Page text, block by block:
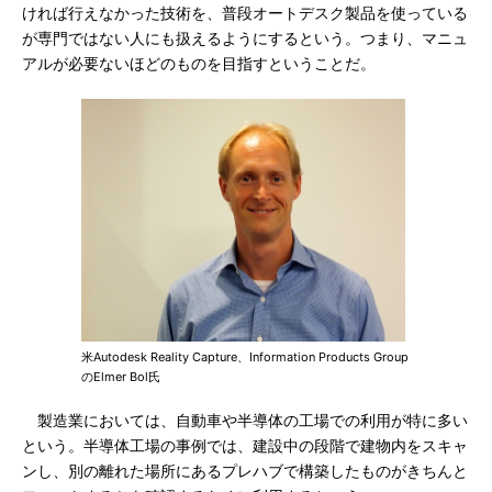
ければ行えなかった技術を、普段オートデスク製品を使っている
が専門ではない人にも扱えるようにするという。つまり、マニュ
アルが必要ないほどのものを目指すということだ。
米Autodesk Reality Capture、Information Products Group
のElmer Bol氏
製造業においては、自動車や半導体の工場での利用が特に多い
という。半導体工場の事例では、建設中の段階で建物内をスキャ
ンし、別の離れた場所にあるプレハブで構築したものがきちんと